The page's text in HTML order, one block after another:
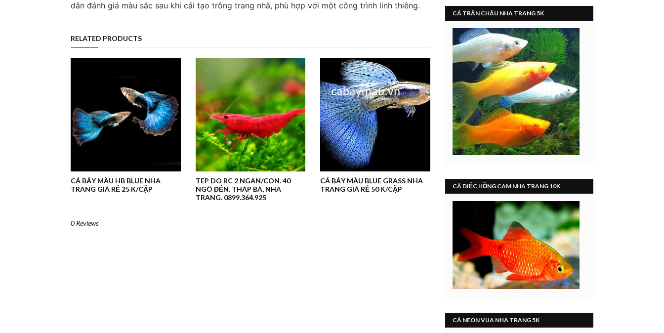
dân đánh giá màu sắc sau khi cải tạo trông trang nhã, phù hợp với một công trình linh thiêng.
RELATED PRODUCTS
CÁ BẢY MÀU HB BLUE NHA
TRANG GIÁ RẺ 25 K/CẶP
TEP DO RC 2 NGAN/CON. 40
NGÔ ĐẾN. THÁP BÀ, NHA
TRANG. 0899.364.925
CÁ BẢY MÀU BLUE GRASS NHA
TRANG GIÁ RẺ 50 K/CẶP
0 Reviews
CÁ TRÂN CHÂU NHA TRANG 5K
CÁ DIẾC HỒNG CAM NHA TRANG 10K
CÁ NEON VUA NHA TRANG 5K